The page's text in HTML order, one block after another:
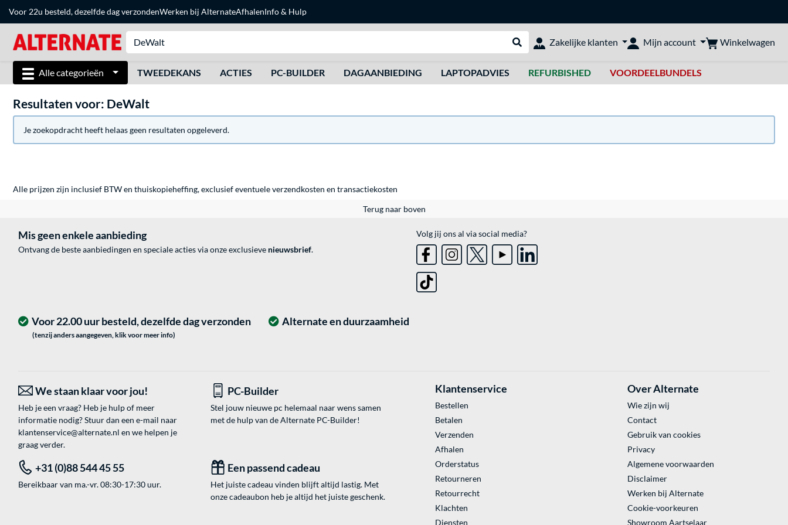
Voor 22u besteld, dezelfde dag verzondenWerken bij AlternateAfhalenInfo & Hulp
Webshop doorzoeken
Zakelijke klanten Mijn account Winkelwagen
Alle categorieën TWEEDEKANS ACTIES PC-BUILDER DAGAANBIEDING LAPTOPADVIES REFURBISHED VOORDEELBUNDELS
Resultaten voor: DeWalt
Je zoekopdracht heeft helaas geen resultaten opgeleverd.
Alle prijzen zijn inclusief BTW en thuiskopieheffing, exclusief eventueleverzendkosten en transactiekosten
Terug naar boven
Mis geen enkele aanbieding
Ontvang de beste aanbiedingen en speciale acties via onze exclusieve nieuwsbrief.
Volg jij ons al via social media?
Alternate en duurzaamheid
Voor 22.00 uur besteld, dezelfde dag verzonden
(tenzij anders aangegeven, klik voor meer info)
We staan klaar voor jou!
Heb je een vraag? Heb je hulp of meer
informatie nodig? Stuur dan een e-mail naar
klantenservice@alternate.nl en we helpen je
graag verder.
PC-Builder
Stel jouw nieuwe pc helemaal naar wens samen
met de hulp van de Alternate PC-Builder!
+31 (0)88 544 45 55
Bereikbaar van ma.-vr. 08:30-17:30 uur.
Een passend cadeau
Het juiste cadeau vinden blijft altijd lastig. Met
onze cadeaubon heb je altijd het juiste geschenk.
Klantenservice
Bestellen
Betalen
Verzenden
Afhalen
Orderstatus
Retourneren
Retourrecht
Klachten
Diensten
Over Alternate
Wie zijn wij
Contact
Gebruik van cookies
Privacy
Algemene voorwaarden
Disclaimer
Werken bij Alternate
Cookie-voorkeuren
Showroom Aartselaar